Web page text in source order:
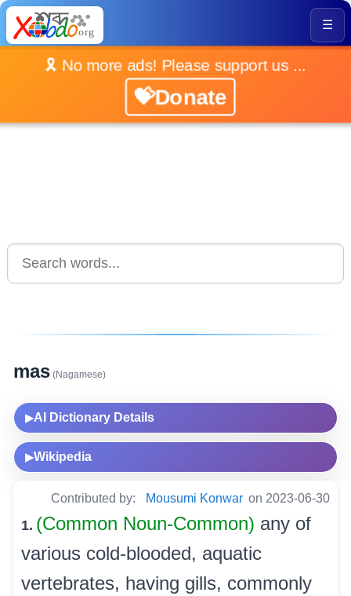
☰
🎗️ No more ads! Please support us ...
💝Donate
mas (Nagamese)
▶AI Dictionary Details
▶Wikipedia
Contributed by: Mousumi Konwar on 2023-06-30
1. (Common Noun-Common) any of
various cold-blooded, aquatic
vertebrates, having gills, commonly